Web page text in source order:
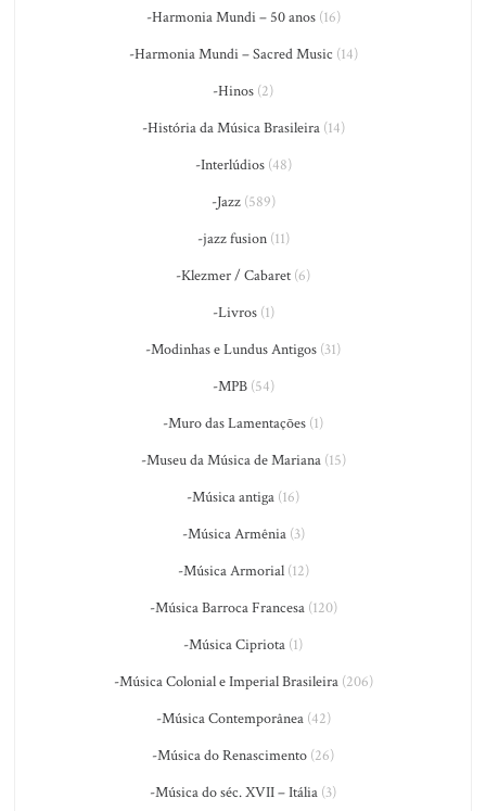
-Harmonia Mundi – 50 anos(16)
-Harmonia Mundi – Sacred Music (14)
-Hinos (2)
-História da Música Brasileira(14)
-Interlúdios(48)
-Jazz(589)
-jazz fusion(11)
-Klezmer / Cabaret (6)
-Livros(1)
-Modinhas e Lundus Antigos (31)
-MPB(54)
-Muro das Lamentações (1)
-Museu da Música de Mariana(15)
-Música antiga (16)
-Música Armênia(3)
-Música Armorial(12)
-Música Barroca Francesa(120)
-Música Cipriota (1)
-Música Colonial e Imperial Brasileira(206)
-Música Contemporânea(42)
-Música do Renascimento (26)
-Música do séc. XVII – Itália (3)